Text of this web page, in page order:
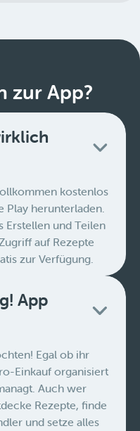
zur App?
kostenlos
Play herunterladen.
Erstellen und Teilen
auf Rezepte
zur Verfügung.
App
Egal ob ihr
Einkauf organisiert
Auch wer
Rezepte, finde
und setze alles